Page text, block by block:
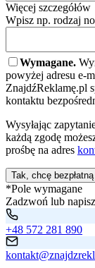
Więcej szczegółów
Wpisz np. rodzaj
Wymagane.
powyżej adresu e-
ZnajdźReklamę.pl
kontaktu
Wysyłając
każdą zgodę
prośbę na adres
Tak, chcę
*Pole wymagane
Zadzwoń lub napisz
+48 572 281 890